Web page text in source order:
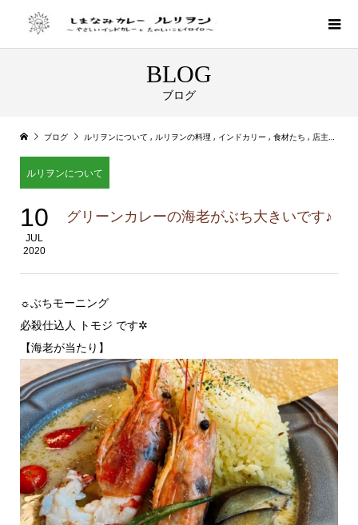
BLOG
ブログ
ブログ ルリヲンについて , ルリヲンの料理 , インドカリー , 食材たち , 店主ルリの気まぐれカレー
ルリヲンについて
10
JUL
2020
グリーンカレーの海老がぶち大きいです♪
☼ぶちモーニング
必殺仕込人 トモジ です✲
【海老が当たり】